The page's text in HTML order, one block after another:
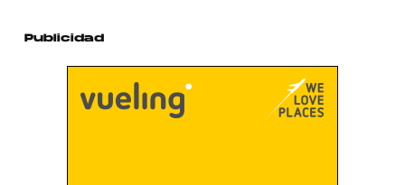
Publicidad